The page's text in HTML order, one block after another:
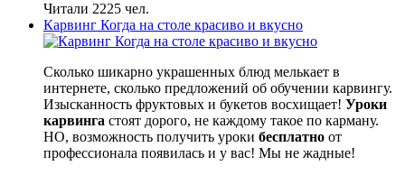
Читали 2225 чел.
Карвинг Когда на столе красиво и вкусно
Сколько шикарно украшенных блюд мелькает в
интернете, сколько предложений об обучении карвингу.
Изысканность фруктовых и букетов восхищает! Уроки
карвинга стоят дорого, не каждому такое по карману.
НО, возможность получить уроки бесплатно от
профессионала появилась и у вас! Мы не жадные!